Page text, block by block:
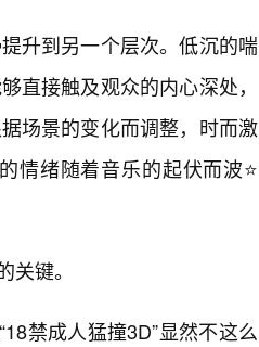
升到另一个层次。低沉的喘
直接触及观众的内心深处，
场景的变化而调整，时而激
情绪随着音乐的起伏而波⭐
键。
禁成人猛撞3D”显然不这么